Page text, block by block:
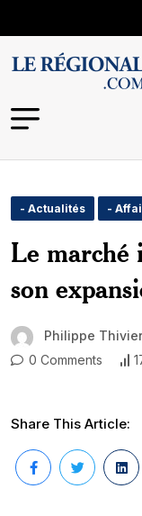
- Actualités -
Le marché
son
Philippe
0 Comments
Share This Article: